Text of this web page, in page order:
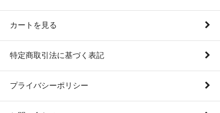
カートを見る
特定商取引法に基づく表記
プライバシーポリシー